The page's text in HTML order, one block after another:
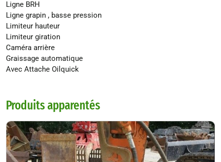
Ligne BRH
Ligne grapin , basse pression
Limiteur hauteur
Limiteur giration
Caméra arrière
Graissage automatique
Avec Attache Oilquick
Produits apparentés